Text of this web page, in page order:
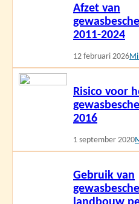
Afzet van
2011-2024
12 februari 2026
Risico voor
2016
1 september 2020
Lees
Gebruik van